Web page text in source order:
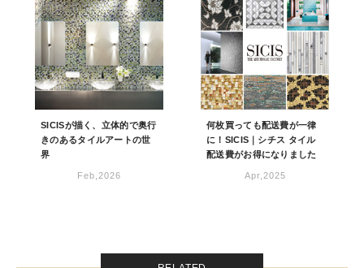
SICISが描く、立体的で奥行
きのあるタイルアートの世
界
Feb,2026
何枚買っても配送費が一律
に！SICIS｜シチス タイル
配送費がお得になりました
Apr,2025